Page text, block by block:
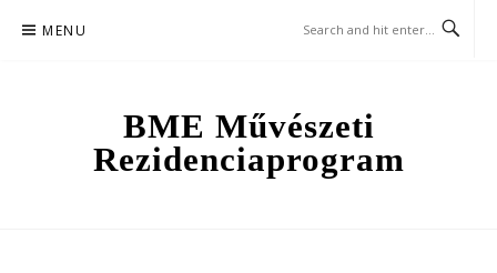
MENU
BME Művészeti
Rezidenciaprogram